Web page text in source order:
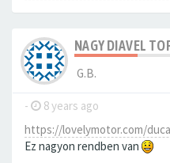
NAGY DIAVEL
G.B.
- 8 years ago
https://lovelymotor.com/
Ez nagyon rendben van